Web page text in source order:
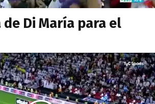
Di María para el